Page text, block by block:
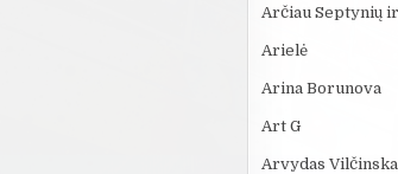
Arčiau Septynių
Arielė
Arina Borunova
Art G
Arvydas